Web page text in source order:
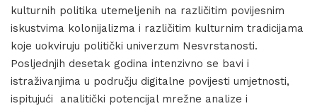
kulturnih politika utemeljenih na različitim povijesnim
iskustvima kolonijalizma i različitim kulturnim tradicijama
koje uokviruju politički univerzum Nesvrstanosti.
Posljednjih desetak godina intenzivno se bavi i
istraživanjima u području digitalne povijesti umjetnosti,
ispitujući analitički potencijal mrežne analize i